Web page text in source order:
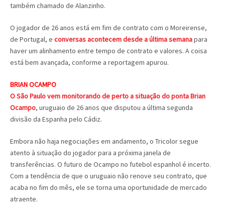
também chamado de Alanzinho.
O jogador de 26 anos está em fim de contrato com o Moreirense,
de Portugal, e conversas acontecem desde a última semanapara
haver um alinhamento entre tempo de contrato e valores. A coisa
está bem avançada, conforme a reportagem apurou.
BRIAN OCAMPO
O São Paulo vem monitorando de perto a situação do ponta Brian
Ocampo, uruguaio de 26 anos que disputou a última segunda
divisão da Espanha pelo Cádiz.
Embora não haja negociações em andamento, o Tricolor segue
atento à situação do jogador para a próxima janela de
transferências. O futuro de Ocampo no futebol espanhol é incerto.
Com a tendência de que o uruguaio não renove seu contrato, que
acaba no fim do mês, ele se torna uma oportunidade de mercado
atraente.